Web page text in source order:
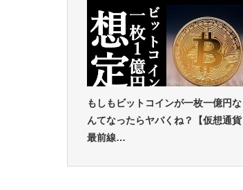
もしもビットコインが一枚一億円な
んてなったらヤバくね？【仮想通貨
最前線…